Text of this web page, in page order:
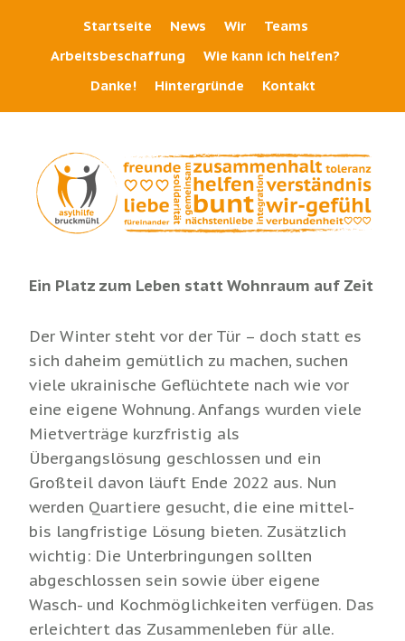
Startseite News Wir
Teams
Arbeitsbeschaffung
Wie kann ich helfen?
Danke!
Hintergründe Kontakt
Ein Platz zum Leben statt Wohnraum auf Zeit
Der Winter steht vor der Tür – doch statt es
sich daheim gemütlich zu machen, suchen
viele ukrainische Geflüchtete nach wie vor
eine eigene Wohnung. Anfangs wurden viele
Mietverträge kurzfristig als
Übergangslösung geschlossen und ein
Großteil davon läuft Ende 2022 aus. Nun
werden Quartiere gesucht, die eine mittel-
bis langfristige Lösung bieten. Zusätzlich
wichtig: Die Unterbringungen sollten
abgeschlossen sein sowie über eigene
Wasch- und Kochmöglichkeiten verfügen. Das
erleichtert das Zusammenleben für alle.